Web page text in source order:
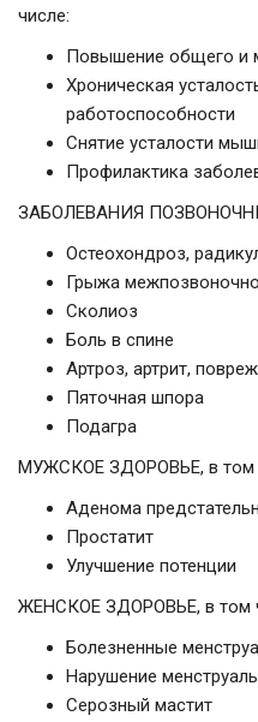
числе:
Повышение общего и
Хроническая
работоспособности
Снятие усталости
Профилактика
ЗАБОЛЕВАНИЯ
Остеохондроз,
Грыжа
Сколиоз
Боль в спине
Артроз, артрит,
Пяточная шпора
Подагра
МУЖСКОЕ ЗДОРОВЬЕ, в том
Аденома
Простатит
Улучшение потенции
ЖЕНСКОЕ ЗДОРОВЬЕ, в том
Болезненные
Нарушение
Серозный мастит